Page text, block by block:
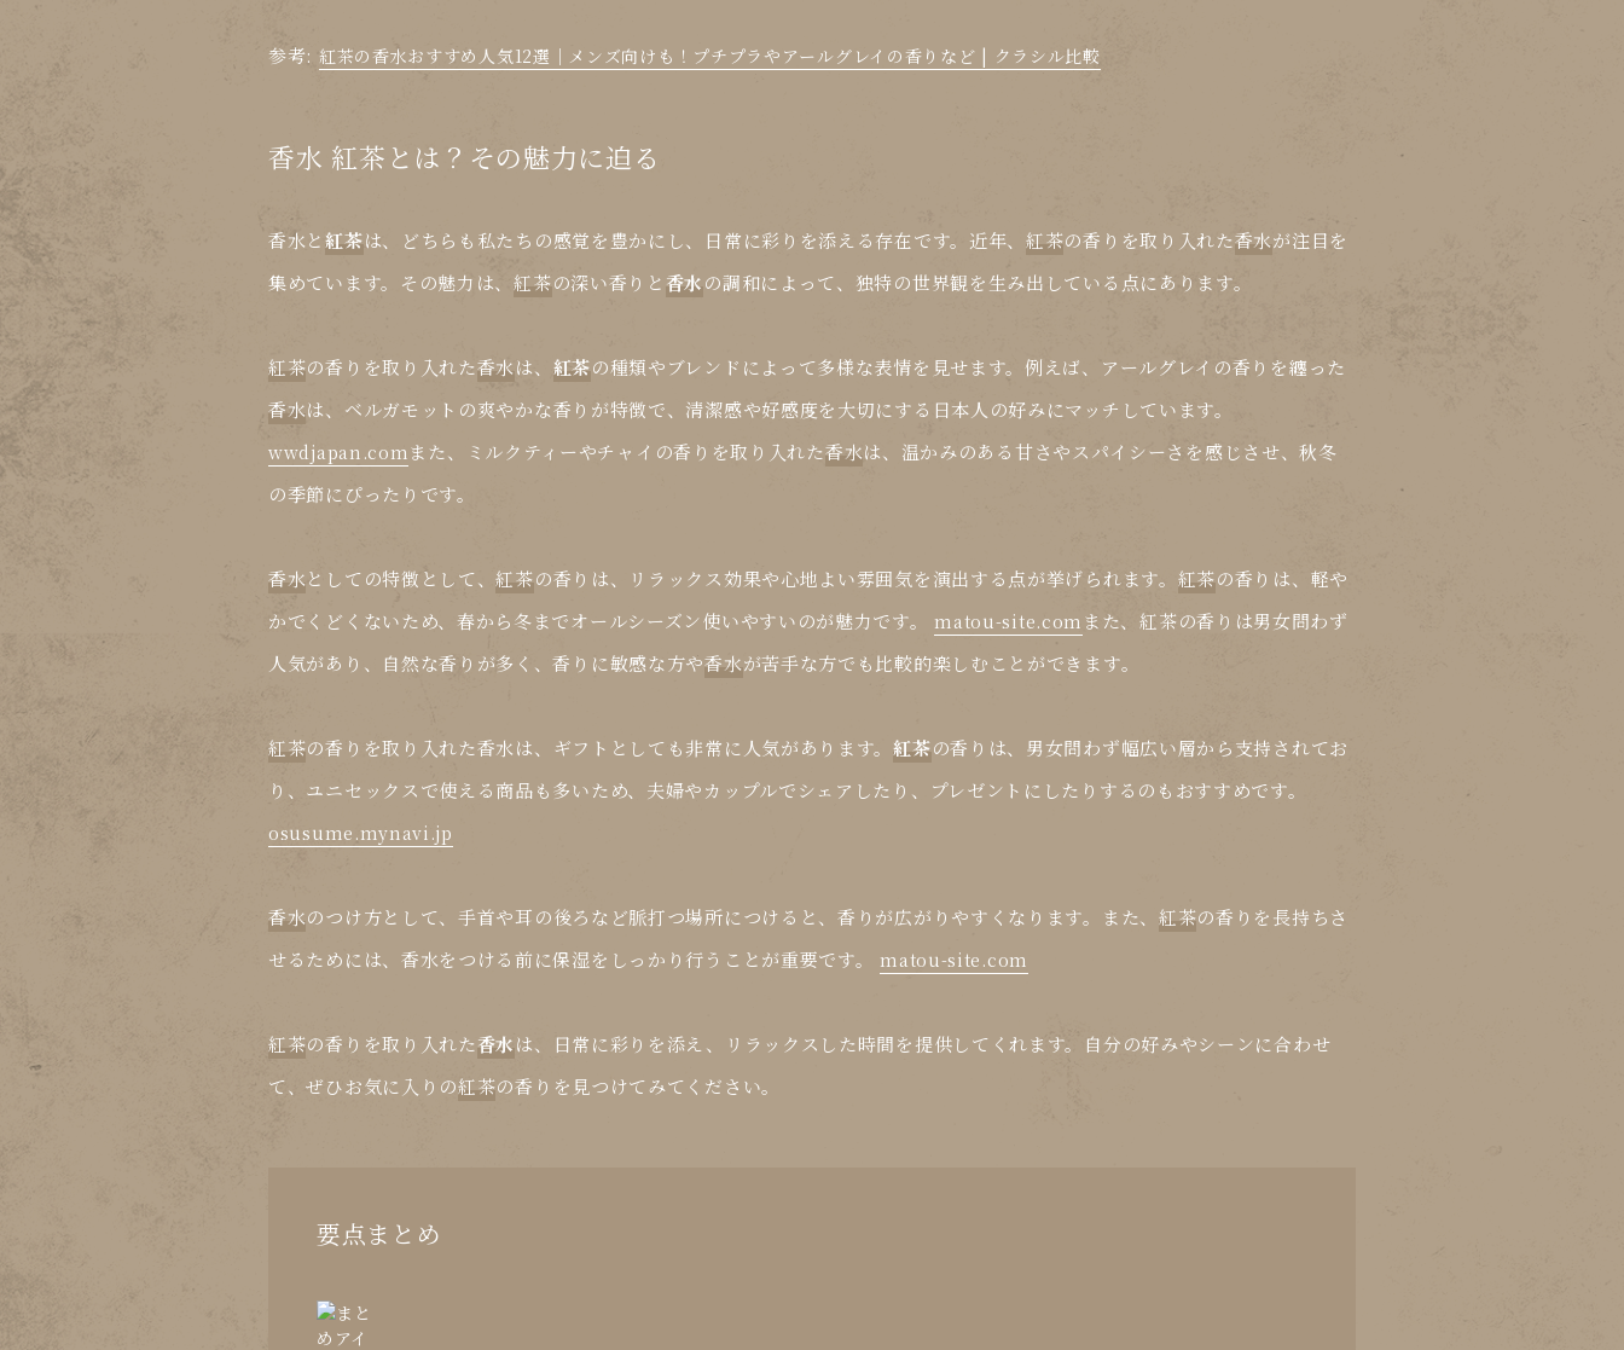
参考: 紅茶の香水おすすめ人気12選｜メンズ向けも！プチプラやアールグレイの香りなど | クラシル比較
香水 紅茶とは？その魅力に迫る
香水と紅茶は、どちらも私たちの感覚を豊かにし、日常に彩りを添える存在です。近年、紅茶の香りを取り入れた香水が注目を
集めています。その魅力は、紅茶の深い香りと香水の調和によって、独特の世界観を生み出している点にあります。
紅茶の香りを取り入れた香水は、 紅茶の種類やブレンドによって多様な表情を見せます。例えば、アールグレイの香りを纏った
香水は、ベルガモットの爽やかな香りが特徴で、清潔感や好感度を大切にする日本人の好みにマッチしています。
wwdjapan.comまた、ミルクティーやチャイの香りを取り入れた香水は、温かみのある甘さやスパイシーさを感じさせ、秋冬
の季節にぴったりです。
香水としての特徴として、紅茶の香りは、リラックス効果や心地よい雰囲気を演出する点が挙げられます。 紅茶の香りは、軽や
かでくどくないため、春から冬までオールシーズン使いやすいのが魅力です。matou-site.com また、紅茶の香りは男女問わず
人気があり、自然な香りが多く、香りに敏感な方や香水が苦手な方でも比較的楽しむことができます。
紅茶の香りを取り入れた香水は、ギフトとしても非常に人気があります。紅茶の香りは、男女問わず幅広い層から支持されてお
り、ユニセックスで使える商品も多いため、夫婦やカップルでシェアしたり、プレゼントにしたりするのもおすすめです。
osusume.mynavi.jp
香水のつけ方として、手首や耳の後ろなど脈打つ場所につけると、香りが広がりやすくなります。また、 紅茶の香りを長持ちさ
せるためには、香水をつける前に保湿をしっかり行うことが重要です。 matou-site.com
紅茶の香りを取り入れた香水は、日常に彩りを添え、リラックスした時間を提供してくれます。自分の好みやシーンに合わせ
て、ぜひお気に入りの紅茶の香りを見つけてみてください。
要点まとめ